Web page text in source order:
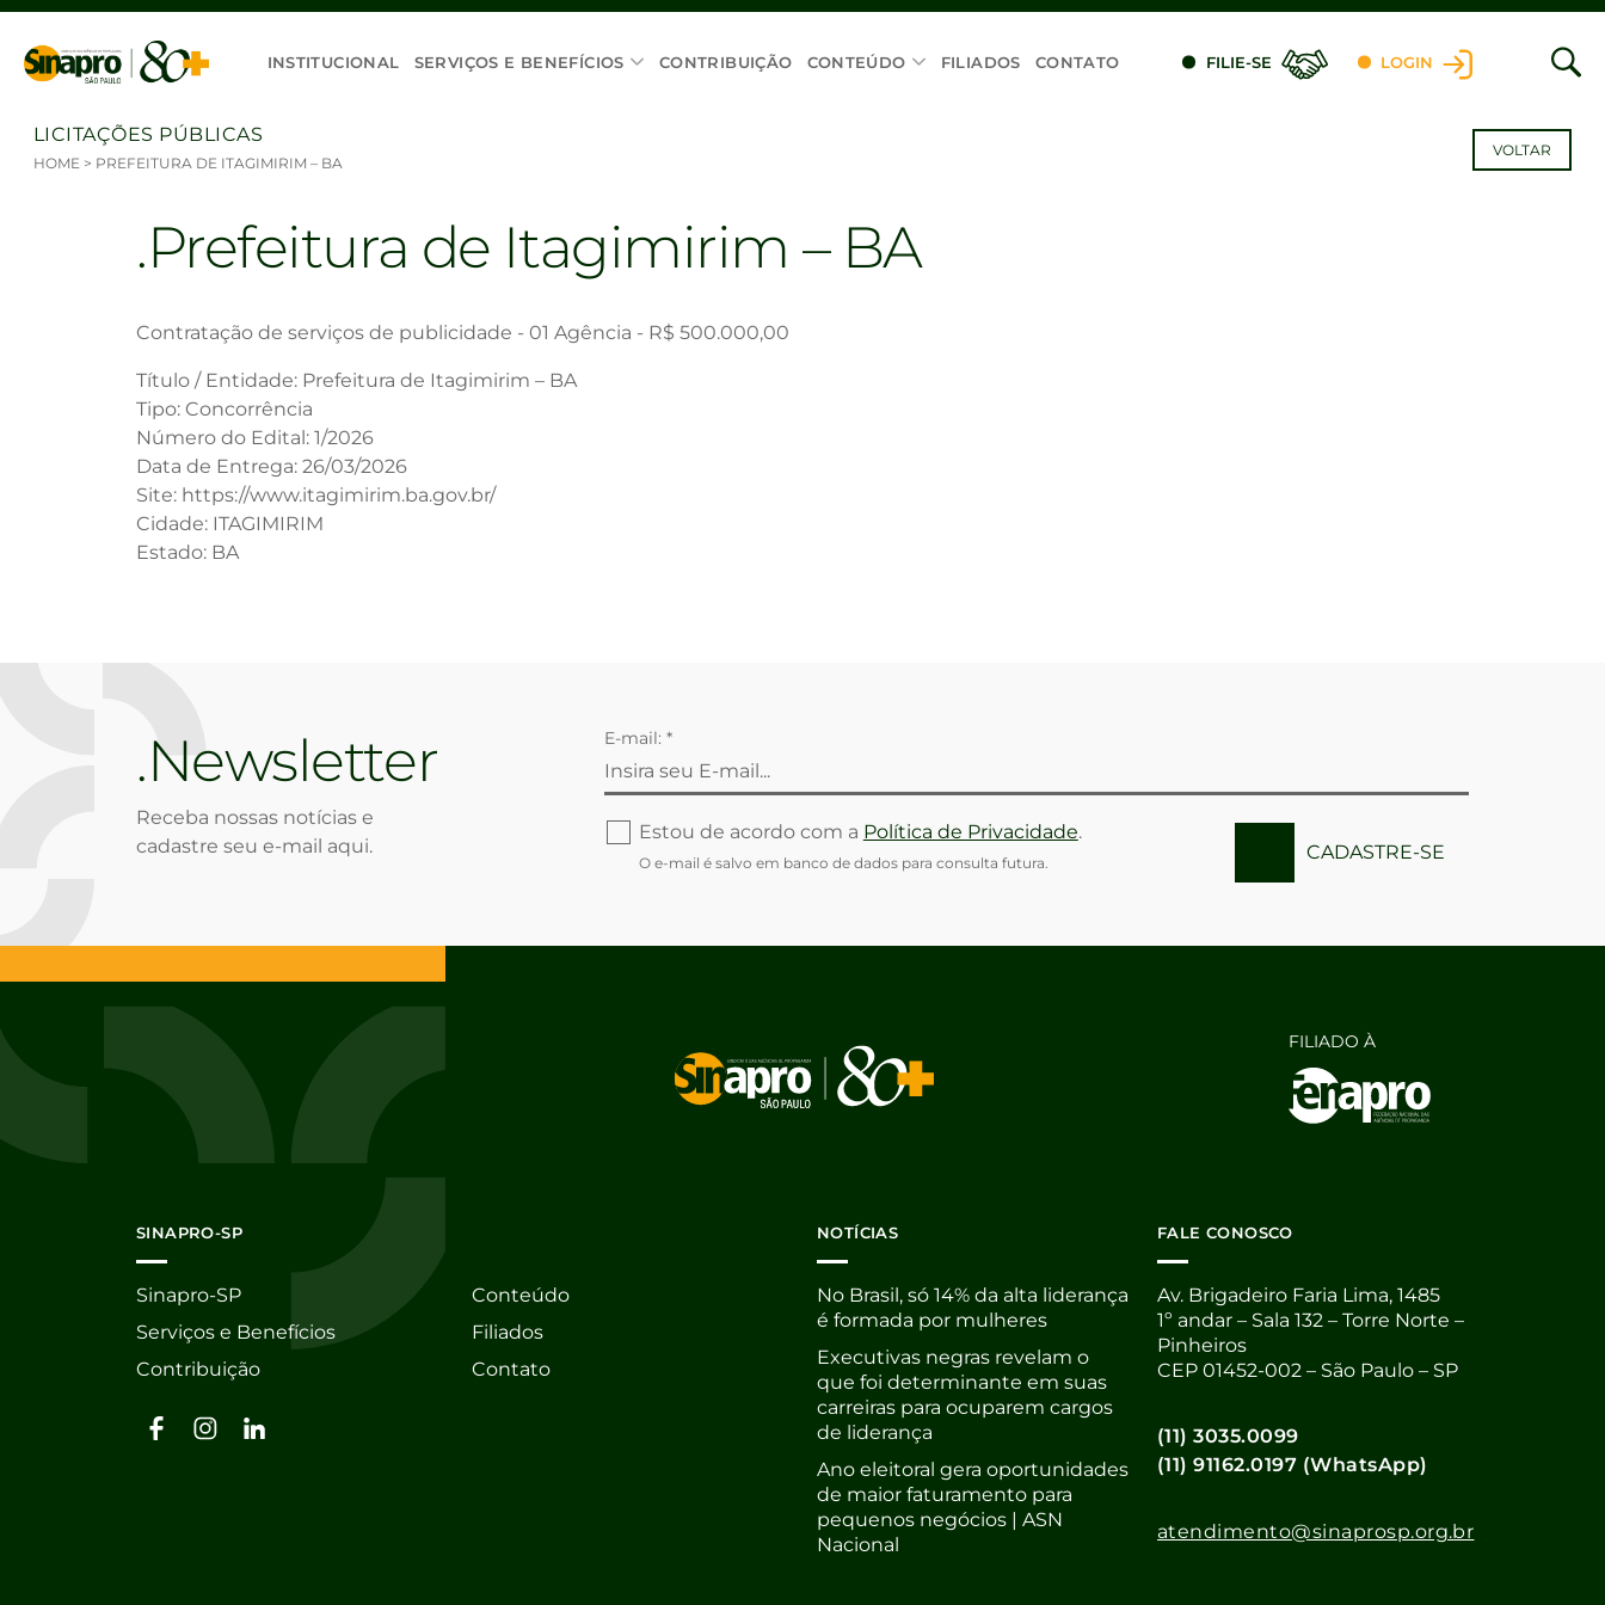
Ir para o conteúdo
INSTITUCIONAL SERVIÇOS E BENEFÍCIOS CONTRIBUIÇÃO CONTEÚDO FILIADOS CONTATO FILIE-SE LOGIN
LICITAÇÕES PÚBLICAS
HOME > PREFEITURA DE ITAGIMIRIM – BA
VOLTAR
Prefeitura de Itagimirim – BA
Contratação de serviços de publicidade - 01 Agência - R$ 500.000,00
Título / Entidade: Prefeitura de Itagimirim – BA
Tipo: Concorrência
Número do Edital: 1/2026
Data de Entrega: 26/03/2026
Site: https://www.itagimirim.ba.gov.br/
Cidade: ITAGIMIRIM
Estado: BA
Newsletter
Receba nossas notícias e
cadastre seu e-mail aqui.
E-mail: *
Estou de acordo com a Política de Privacidade.
O e-mail é salvo em banco de dados para consulta futura. CADASTRE-SE
FILIADO À
SINAPRO-SP
Sinapro-SP
Serviços e Benefícios
Contribuição
Conteúdo
Filiados
Contato
NOTÍCIAS
No Brasil, só 14% da alta liderança
é formada por mulheres
Executivas negras revelam o
que foi determinante em suas
carreiras para ocuparem cargos
de liderança
Ano eleitoral gera oportunidades
de maior faturamento para
pequenos negócios | ASN
Nacional
FALE CONOSCO
Av. Brigadeiro Faria Lima, 1485
1º andar – Sala 132 – Torre Norte –
Pinheiros
CEP 01452-002 – São Paulo – SP
(11) 3035.0099
(11) 91162.0197 (WhatsApp)
atendimento@sinaprosp.org.br